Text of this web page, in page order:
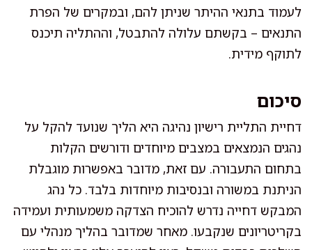
לעמוד בתנאי ההיתר שניתן להם, ובמקרים של הפרת
התנאים – בקשתם עלולה להתבטל, וההתליה תיכנס
לתוקף מידית.
סיכום
דחיית התליית רישיון נהיגה היא הליך שנועד להקל על
נהגים הנמצאים במצבים מיוחדים ודורשים הקלות
בתחום התעבורה. עם זאת, מדובר באפשרות מוגבלת
הניתנת במשורה ובנסיבות מיוחדות בלבד. כל נהג
המבקש דחייה נדרש להוכיח הצדקה משמעותית ועמידה
בקריטריונים שנקבעו. מאחר שמדובר בהליך מנהלי עם